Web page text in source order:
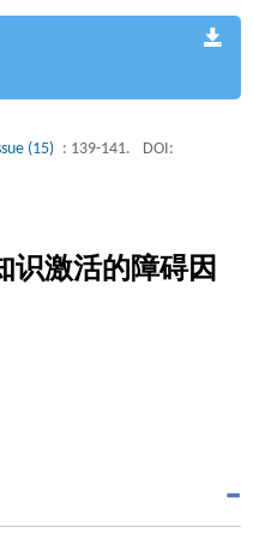
(15) : 139-141.
DOI:
识激活的障碍因